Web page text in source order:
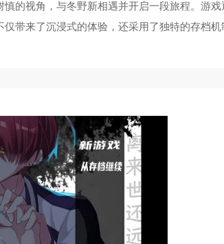
的视角，与冬野新相遇并开启一段旅程。游
带来了沉浸式的体验，还采用了独特的存档